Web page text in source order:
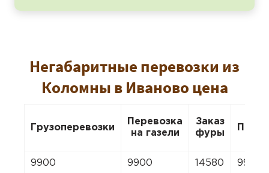
Негабаритные перевозки из
Коломны в Иваново цена
Грузоперевозки
Перевозка
на газели
Заказ
фуры
9900 9900 14580 9900